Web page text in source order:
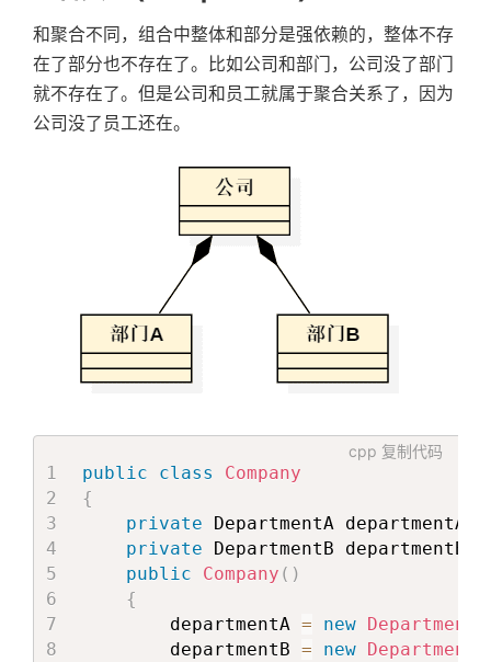
和聚合不同，组合中整体和部分是强依赖的，整体不存
在了部分也不存在了。比如公司和部门，公司没了部门
就不存在了。但是公司和员工就属于聚合关系了，因为
公司没了员工还在。
cpp 复制代码
public class
Company
{
private DepartmentA departmentA
private DepartmentB departmentB
public
Company ( )
{
        departmentA
= new DepartmentA
        departmentB
= new DepartmentB